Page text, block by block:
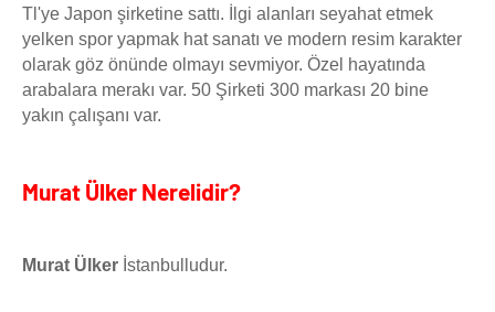
Tl'ye Japon şirketine sattı. İlgi alanları seyahat etmek
yelken spor yapmak hat sanatı ve modern resim karakter
olarak göz önünde olmayı sevmiyor. Özel hayatında
arabalara merakı var. 50 Şirketi 300 markası 20 bine
yakın çalışanı var.
Murat Ülker Nerelidir?
Murat Ülker İstanbulludur.